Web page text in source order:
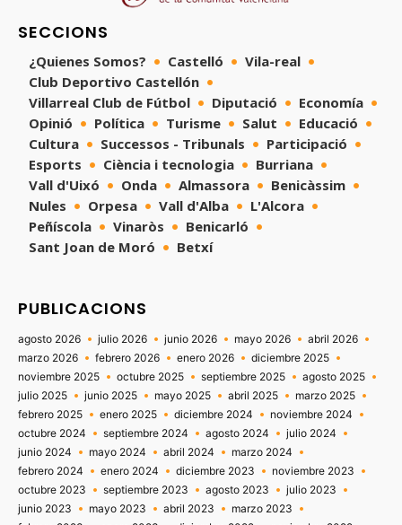
SECCIONS
¿Quienes Somos? Castelló
Vila-real
Club Deportivo Castellón
Villarreal Club de Fútbol
Diputació
Economía
Opinió
Política Turisme Salut
Educació
Cultura
Successos - Tribunals
Participació
Esports
Ciència i tecnologia
Burriana
Vall d'Uixó
Onda Almassora
Benicàssim
Nules
Orpesa Vall d'Alba
L'Alcora
Peñíscola
Vinaròs
Benicarló
Sant Joan de Moró
Betxí
PUBLICACIONS
agosto 2026 julio 2026 junio 2026 mayo 2026
abril 2026
marzo 2026
febrero 2026 enero 2026
diciembre 2025
noviembre 2025
octubre 2025 septiembre 2025
agosto 2025
julio 2025
junio 2025 mayo 2025 abril 2025
marzo 2025
febrero 2025
enero 2025 diciembre 2024
noviembre 2024
octubre 2024
septiembre 2024 agosto 2024
julio 2024
junio 2024
mayo 2024 abril 2024
marzo 2024
febrero 2024
enero 2024 diciembre 2023
noviembre 2023
octubre 2023
septiembre 2023 agosto 2023
julio 2023
junio 2023
mayo 2023 abril 2023
marzo 2023